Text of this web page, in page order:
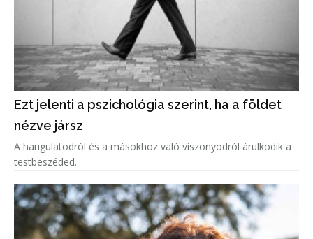
Ezt jelenti a pszichológia szerint, ha a földet
nézve jársz
A hangulatodról és a másokhoz való viszonyodról árulkodik a
testbeszéded.